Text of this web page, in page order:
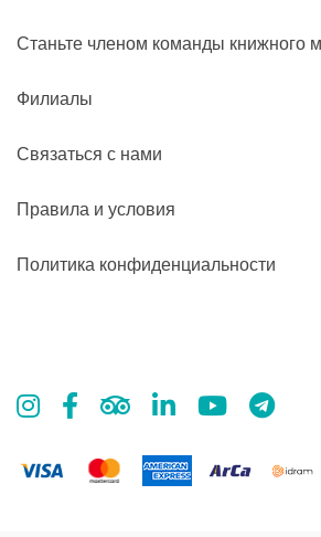
Станьте членом команды книжного
Филиалы
Связаться с нами
Правила и условия
Политика конфиденциальности